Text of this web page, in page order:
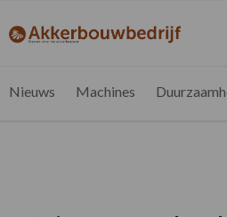
de
de
de
de
akkerbouwbedrijf.be
Nieuws
Nieuws Machines